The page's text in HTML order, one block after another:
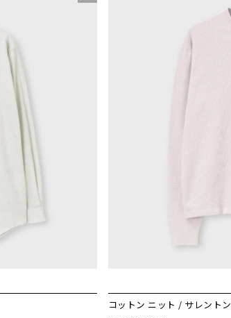
コットン ニット / サレントン